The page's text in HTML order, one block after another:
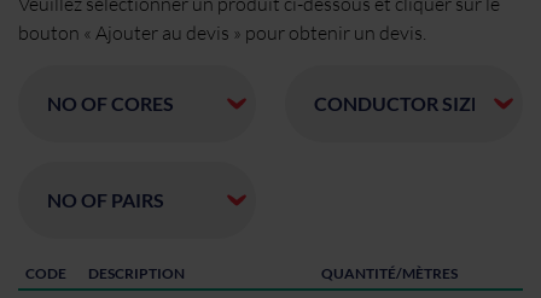
bouton « Ajouter au devis » pour obtenir un devis.
CODE DESCRIPTION
QUANTITÉ/MÈTRES